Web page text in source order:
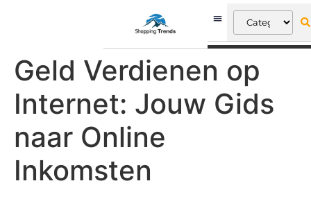
Geld Verdienen op
Internet: Jouw Gids
naar Online
Inkomsten